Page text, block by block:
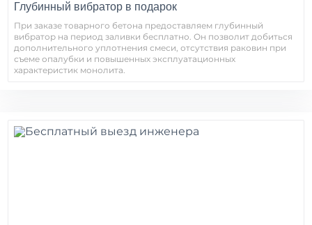
Глубинный вибратор в подарок
При заказе товарного бетона предоставляем глубинный
вибратор на период заливки бесплатно. Он позволит добиться
дополнительного уплотнения смеси, отсутствия раковин при
съеме опалубки и повышенных эксплуатационных
характеристик монолита.